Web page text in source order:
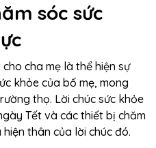
sóc sức
cha mẹ là thể hiện sự
khỏe của bố mẹ, mong
thọ. Lời chúc sức khỏe
Tết và các thiết bị chăm
thân của lời chúc đó.